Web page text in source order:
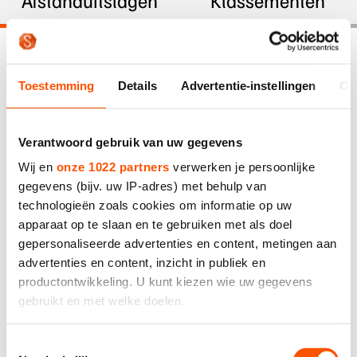
Toestemming Details Advertentie-instellingen
Verantwoord gebruik van uw gegevens
Wij en onze 1022 partners verwerken je persoonlijke
gegevens (bijv. uw IP-adres) met behulp van
technologieën zoals cookies om informatie op uw
apparaat op te slaan en te gebruiken met als doel
gepersonaliseerde advertenties en content, metingen aan
advertenties en content, inzicht in publiek en
productontwikkeling. U kunt kiezen wie uw gegevens
gebruikt en met welke doelen.
Inlineskaten
Kunstschaatsen
Persoonlijke records & tijden
Historie & statistiek
Inschrijven wedstrijden
Algemene Nederlandse Schaatstijd
Deze zomer de weg op
Schaatsfans
Alles voor jou als schaatsfan
Tickets
Livestreams
Word schaatsfan!
Winacties
Olympische Spelen
Olympische Spelen
Medaille overzicht
Medaillespiegel
Olympische uitslagen
Van Jong tot Goud verhalen
Datum
30 augustus 2025
Mannen - KNSB Marathon Inline
Cup - Daguitslag
Positie Naam
Scheidsrechter: None - Assistent scheidsrechter:
None - Start: None -
Mannen - KNSB Marathon Inline
Cup Jongeren - Daguitslag
Positie Naam
Vrouwen - KNSB Marathon Inline
Cup - Daguitslag